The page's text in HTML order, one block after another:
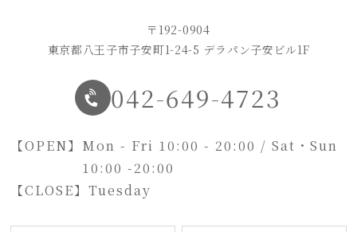
〒192-0904
東京都八王子市子安町1-24-5 デラパン子安ビル1F
042-649-4723
【OPEN】 Mon - Fri 10:00 - 20:00 / Sat・Sun
10:00 -20:00
【CLOSE】Tuesday